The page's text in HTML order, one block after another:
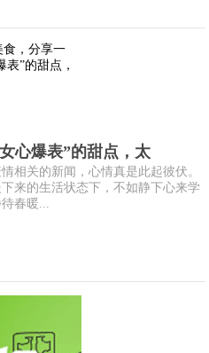
心爆表”的甜点，太
相关的新闻，心情真是此起彼伏。
来的生活状态下，不如静下心来学
春暖...